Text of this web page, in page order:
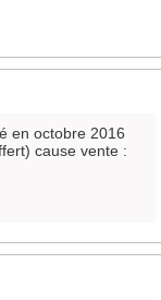
en octobre 2016
cause vente :